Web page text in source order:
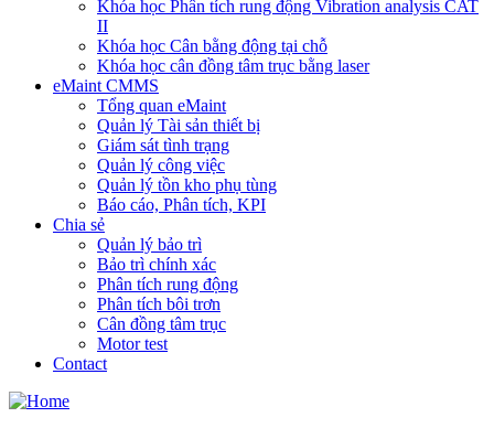
Khóa học Phân tích rung động Vibration analysis CAT
II
Khóa học Cân bằng động tại chỗ
Khóa học cân đồng tâm trục bằng laser
eMaint CMMS
Tổng quan eMaint
Quản lý Tài sản thiết bị
Giám sát tình trạng
Quản lý công việc
Quản lý tồn kho phụ tùng
Báo cáo, Phân tích, KPI
Chia sẻ
Quản lý bảo trì
Bảo trì chính xác
Phân tích rung động
Phân tích bôi trơn
Cân đồng tâm trục
Motor test
Contact